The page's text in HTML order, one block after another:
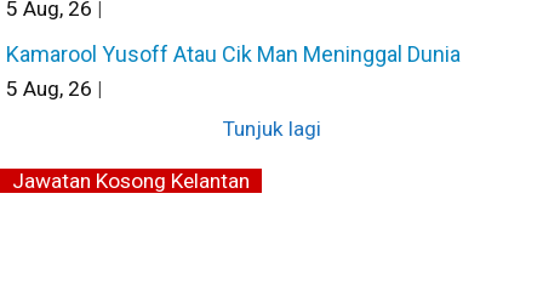
5 Aug, 26 |
Kamarool Yusoff Atau Cik Man Meninggal Dunia
5 Aug, 26 |
Tunjuk lagi
Jawatan Kosong Kelantan